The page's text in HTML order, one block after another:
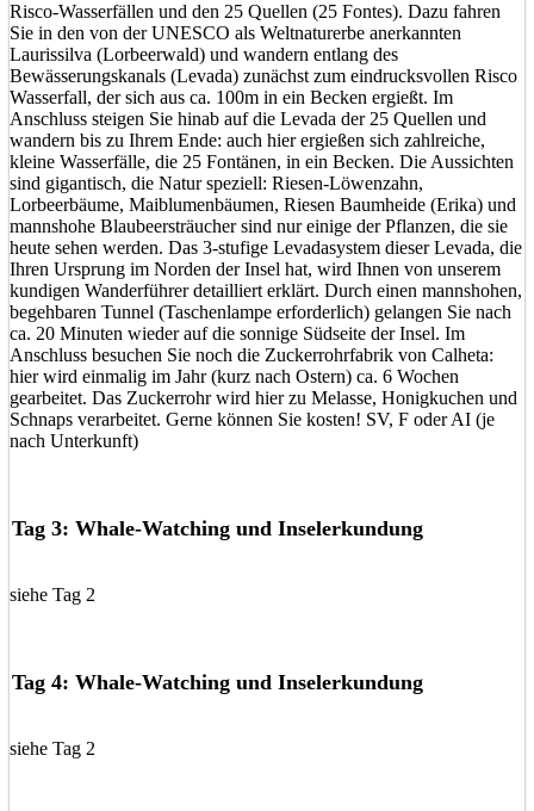
Risco-Wasserfällen und den 25 Quellen (25 Fontes). Dazu fahren
Sie in den von der UNESCO als Weltnaturerbe anerkannten
Laurissilva (Lorbeerwald) und wandern entlang des
Bewässerungskanals (Levada) zunächst zum eindrucksvollen Risco
Wasserfall, der sich aus ca. 100m in ein Becken ergießt. Im
Anschluss steigen Sie hinab auf die Levada der 25 Quellen und
wandern bis zu Ihrem Ende: auch hier ergießen sich zahlreiche,
kleine Wasserfälle, die 25 Fontänen, in ein Becken. Die Aussichten
sind gigantisch, die Natur speziell: Riesen-Löwenzahn,
Lorbeerbäume, Maiblumenbäumen, Riesen Baumheide (Erika) und
mannshohe Blaubeersträucher sind nur einige der Pflanzen, die sie
heute sehen werden. Das 3-stufige Levadasystem dieser Levada, die
Ihren Ursprung im Norden der Insel hat, wird Ihnen von unserem
kundigen Wanderführer detailliert erklärt. Durch einen mannshohen,
begehbaren Tunnel (Taschenlampe erforderlich) gelangen Sie nach
ca. 20 Minuten wieder auf die sonnige Südseite der Insel. Im
Anschluss besuchen Sie noch die Zuckerrohrfabrik von Calheta:
hier wird einmalig im Jahr (kurz nach Ostern) ca. 6 Wochen
gearbeitet. Das Zuckerrohr wird hier zu Melasse, Honigkuchen und
Schnaps verarbeitet. Gerne können Sie kosten! SV, F oder AI (je
nach Unterkunft)
Tag 3: Whale-Watching und Inselerkundung
siehe Tag 2
Tag 4: Whale-Watching und Inselerkundung
siehe Tag 2